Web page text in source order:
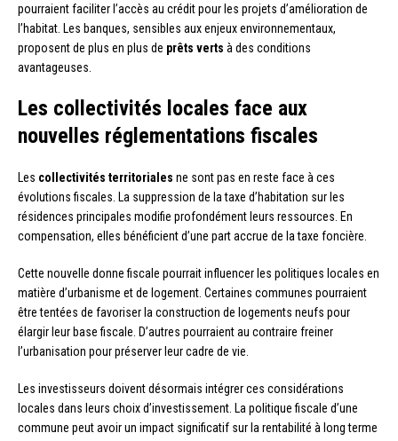
pourraient faciliter l’accès au crédit pour les projets d’amélioration de
l’habitat. Les banques, sensibles aux enjeux environnementaux,
proposent de plus en plus de prêts verts à des conditions
avantageuses.
Les collectivités locales face aux
nouvelles réglementations fiscales
Les collectivités territoriales ne sont pas en reste face à ces
évolutions fiscales. La suppression de la taxe d’habitation sur les
résidences principales modifie profondément leurs ressources. En
compensation, elles bénéficient d’une part accrue de la taxe foncière.
Cette nouvelle donne fiscale pourrait influencer les politiques locales en
matière d’urbanisme et de logement. Certaines communes pourraient
être tentées de favoriser la construction de logements neufs pour
élargir leur base fiscale. D’autres pourraient au contraire freiner
l’urbanisation pour préserver leur cadre de vie.
Les investisseurs doivent désormais intégrer ces considérations
locales dans leurs choix d’investissement. La politique fiscale d’une
commune peut avoir un impact significatif sur la rentabilité à long terme